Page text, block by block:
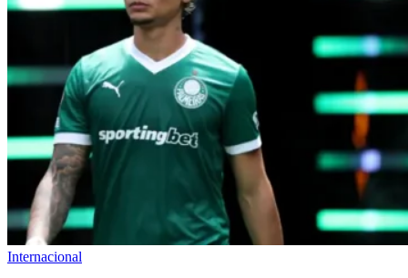
Internacional